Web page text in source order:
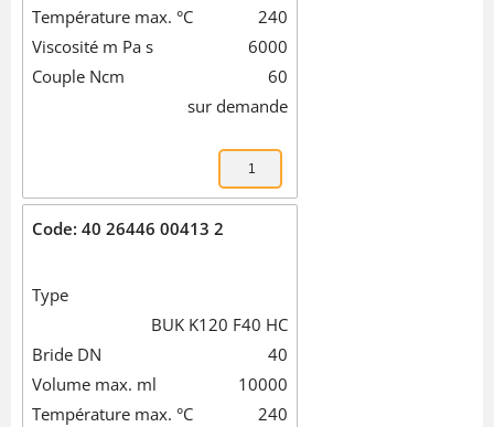
Température max. °C
240
Viscosité m Pa s
6000
Couple Ncm
60
sur demande
Code: 40 26446 00413 2
Type
BUK K120 F40 HC
Bride DN
40
Volume max. ml
10000
Température max. °C
240